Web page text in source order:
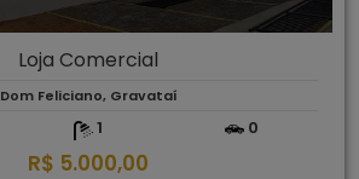
Loja Comercial
Dom Feliciano, Gravataí
1 0
R$ 5.000,00